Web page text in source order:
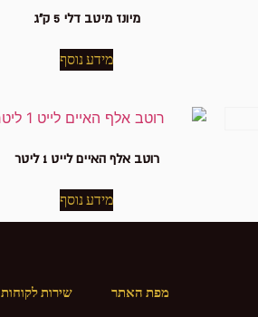
מיונז מיטב דלי 5 ק"ג
מידע נוסף
רוטב אלף האיים לייט 1 ליטר
מידע נוסף
מפת האתר שירות לקוחות